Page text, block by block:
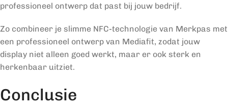
professioneel ontwerp dat past bij jouw bedrijf.
Zo combineer je slimme NFC-technologie van Merkpas met
een professioneel ontwerp van Mediafit, zodat jouw
display niet alleen goed werkt, maar er ook sterk en
herkenbaar uitziet.
Conclusie